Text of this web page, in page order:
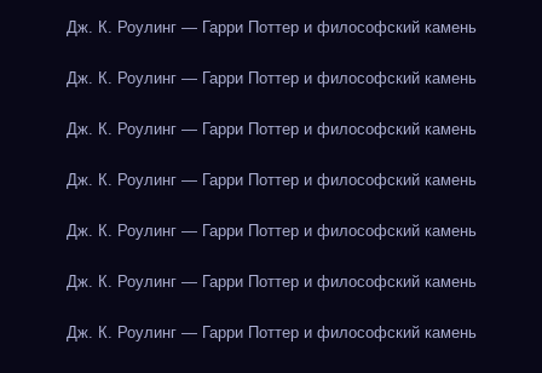
Дж. К. Роулинг — Гарри Поттер и философский камень
Дж. К. Роулинг — Гарри Поттер и философский камень
Дж. К. Роулинг — Гарри Поттер и философский камень
Дж. К. Роулинг — Гарри Поттер и философский камень
Дж. К. Роулинг — Гарри Поттер и философский камень
Дж. К. Роулинг — Гарри Поттер и философский камень
Дж. К. Роулинг — Гарри Поттер и философский камень